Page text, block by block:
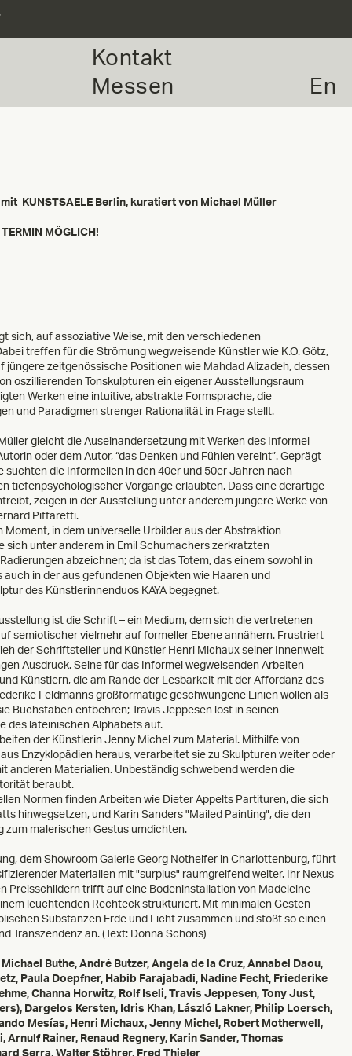
Kontakt
Messen
En
mit KUNSTSAELE Berlin, kuratiert von Michael Müller
MÖGLICH!
sich, auf assoziative Weise, mit den verschiedenen
treffen für die Strömung wegweisende Künstler wie K.O. Götz,
jüngere zeitgenössische Positionen wie Mahdad Alizadeh, dessen
oszillierenden Tonskulpturen ein eigener Ausstellungsraum
Werken eine intuitive, abstrakte Formsprache, die
und Paradigmen strenger Rationalität in Frage stellt.
gleicht die Auseinandersetzung mit Werken des Informel
oder dem Autor, “das Denken und Fühlen vereint”. Geprägt
suchten die Informellen in den 40er und 50er Jahren nach
tiefenpsychologischer Vorgänge erlaubten. Dass eine derartige
zeigen in der Ausstellung unter anderem jüngere Werke von
Piffaretti.
Moment, in dem universelle Urbilder aus der Abstraktion
sich unter anderem in Emil Schumachers zerkratzten
abzeichnen; da ist das Totem, das einem sowohl in
in der aus gefundenen Objekten wie Haaren und
des Künstlerinnenduos KAYA begegnet.
ist die Schrift – ein Medium, dem sich die vertretenen
semiotischer vielmehr auf formeller Ebene annähern. Frustriert
der Schriftsteller und Künstler Henri Michaux seiner Innenwelt
Ausdruck. Seine für das Informel wegweisenden Arbeiten
Künstlern, die am Rande der Lesbarkeit mit der Affordanz des
Feldmanns großformatige geschwungene Linien wollen als
Buchstaben entbehren; Travis Jeppesen löst in seinen
des lateinischen Alphabets auf.
der Künstlerin Jenny Michel zum Material. Mithilfe von
Enzyklopädien heraus, verarbeitet sie zu Skulpturen weiter oder
anderen Materialien. Unbeständig schwebend werden die
beraubt.
Normen finden Arbeiten wie Dieter Appelts Partituren, die sich
hinwegsetzen, und Karin Sanders "Mailed Painting", die den
zum malerischen Gestus umdichten.
dem Showroom Galerie Georg Nothelfer in Charlottenburg, führt
Materialien mit "surplus" raumgreifend weiter. Ihr Nexus
Preisschildern trifft auf eine Bodeninstallation von Madeleine
leuchtenden Rechteck strukturiert. Mit minimalen Gesten
Substanzen Erde und Licht zusammen und stößt so einen
Transzendenz an. (Text: Donna Schons)
Buthe, André Butzer, Angela de la Cruz, Annabel Daou,
Paula Doepfner, Habib Farajabadi, Nadine Fecht, Friederike
Channa Horwitz, Rolf Iseli, Travis Jeppesen, Tony Just,
Dargelos Kersten, Idris Khan, László Lakner, Philip Loersch,
Mesías, Henri Michaux, Jenny Michel , Robert Motherwell,
, Arnulf Rainer, Renaud Regnery, Karin Sander, Thomas
Serra, Walter Stöhrer, Fred Thieler